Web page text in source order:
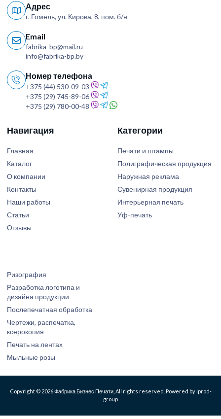
Адрес
г. Гомель, ул. Кирова, 8, пом. б/н
Email
fabrika_bp@mail.ru
info@fabrika-bp.by
Номер телефона
+375 (44) 530-09-03
+375 (29) 745-89-06
+375 (29) 780-00-48
Навигация
Главная
Каталог
О компании
Контакты
Наши работы
Статьи
Отзывы
Категории
Печати и штампы
Полиграфическая продукция
Наружная реклама
Сувенирная продукция
Интерьерная печать
Уф-печать
Ризография
Разработка логотипа и
дизайна продукции
Послепечатная обработка
Чертежи, распечатка,
ксерокопия
Печать на лентах
Мыльные розы
Copyright © 2026 Фабрика Бизнес Печати, All rights reserved. Powered by iprod-
group